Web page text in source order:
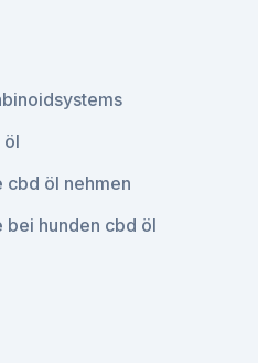
öl
cbd öl nehmen
hunden cbd öl